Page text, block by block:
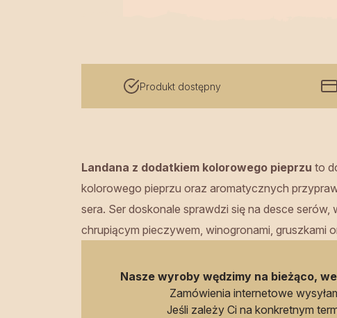
Produkt dostępny
Landana z dodatkiem kolorowego pieprzu to
kolorowego pieprzu oraz aromatycznych
sera. Ser doskonale sprawdzi się na desce
chrupiącym pieczywem, winogronami, gruszkami
Nasze wyroby wędzimy na bieżąco,
Zamówienia internetowe
Jeśli zależy Ci na konkretnym